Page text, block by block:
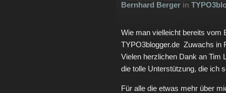
Bernhard Berger in
Wie man vielleicht bereits vom
TYPO3blogger.de Zuwachs in
Vielen herzlichen Dank an Tim
die tolle Unterstützung, die ich
Für alle die etwas mehr über